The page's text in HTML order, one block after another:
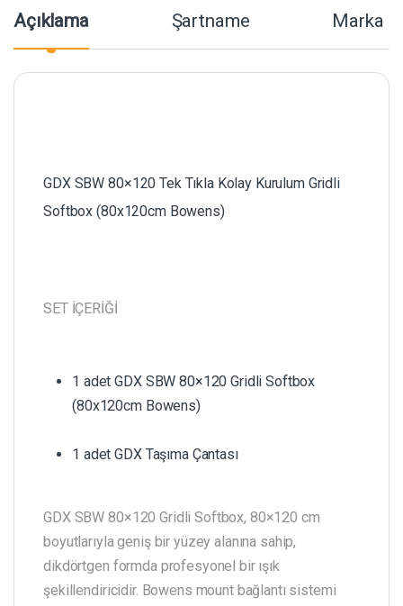
Açıklama Şartname Marka
GDX SBW 80×120 Tek Tıkla Kolay Kurulum Gridli
Softbox (80x120cm Bowens)
SET İÇERİĞİ
1 adet GDX SBW 80×120 Gridli Softbox
(80x120cm Bowens)
1 adet GDX Taşıma Çantası
GDX SBW 80×120 Gridli Softbox, 80×120 cm
boyutlarıyla geniş bir yüzey alanına sahip,
dikdörtgen formda profesyonel bir ışık
şekillendiricidir. Bowens mount bağlantı sistemi